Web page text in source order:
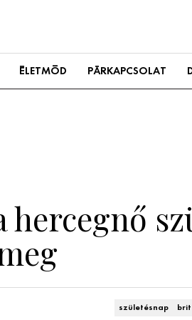
ÉLETMÓD PÁRKAPCSOLAT
születésnap